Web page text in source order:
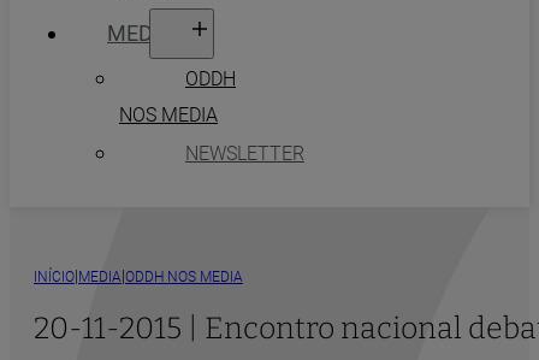
MEDIA
ODDH
NOS MEDIA
NEWSLETTER
INÍCIO|MEDIA|ODDH NOS MEDIA
20-11-2015 | Encontro nacional